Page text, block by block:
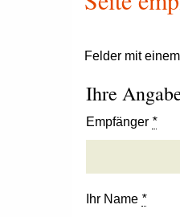
Felder mit
Ihre
Empfänger *
Ihr Name *